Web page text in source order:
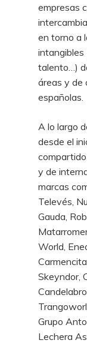
empresas
en torno a
intangibles
talento…)
áreas y de
españolas.
A lo largo
desde el
y de
marcas
Televés,
Gauda,
World,
Skeyndor,
Grupo
Lechera